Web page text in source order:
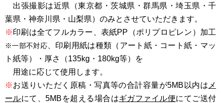
出張撮影は近県（東京都・茨城県・群馬県・埼玉県・千
葉県・神奈川県・山梨県）のみとさせていただきます。
※印刷は全てフルカラー、表紙PP（ポリプロピレン）加工
※一部不対応、印刷用紙は種類（アート紙・コート紙・マッ
ト紙等）・厚さ（135kg・180kg等）を
用途に応じて使用します。
※お送りいただく原稿・写真等の合計容量が5MB以内は メ
ールにて、5MBを超える場合はギガファイル便にてご送付